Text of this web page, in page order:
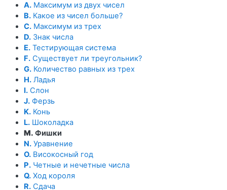
A. Максимум из двух чисел
B. Какое из чисел больше?
C. Максимум из трех
D. Знак числа
E. Тестирующая система
F. Существует ли треугольник?
G. Количество равных из трех
H. Ладья
I. Слон
J. Ферзь
K. Конь
L. Шоколадка
M. Фишки
N. Уравнение
O. Високосный год
P. Четные и нечетные числа
Q. Ход короля
R. Сдача